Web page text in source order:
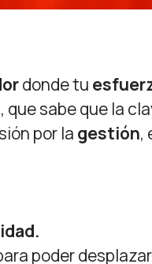
donde tu
, que sabe que la
por la gestión,
poder